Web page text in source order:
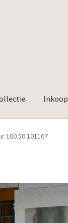
Inkoop
100.50.101107